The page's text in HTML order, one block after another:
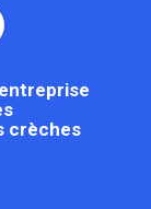
crèches